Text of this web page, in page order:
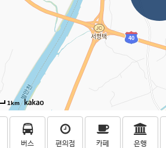
1km
버스 편의점 카페 은행